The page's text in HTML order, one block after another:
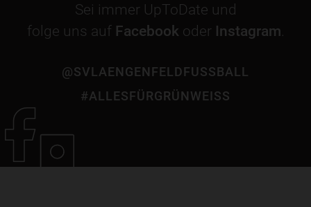
Sei immer UpToDate und
folge uns auf Facebook oder Instagram.
@SVLAENGENFELDFUSSBALL
#ALLESFÜRGRÜNWEISS